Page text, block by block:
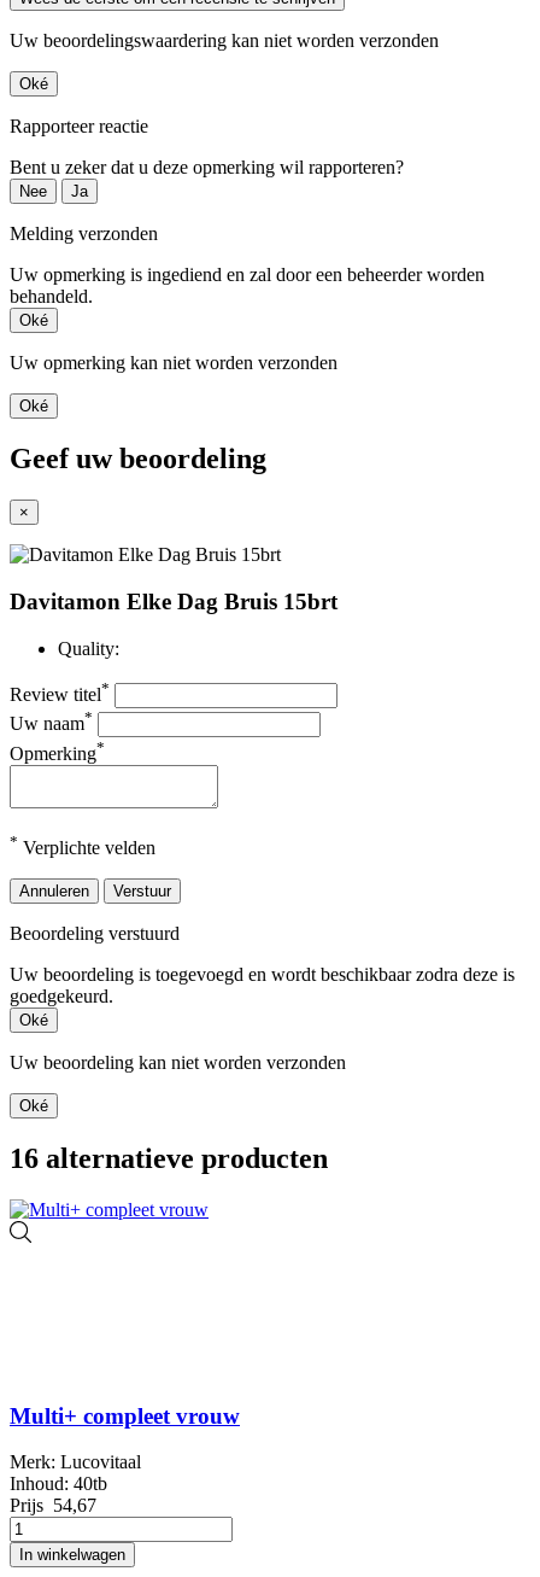
Uw beoordelingswaardering kan niet worden verzonden
Oké
Rapporteer reactie
Bent u zeker dat u deze opmerking wil rapporteren?
Nee Ja
Melding verzonden
Uw opmerking is ingediend en zal door een beheerder worden
behandeld.
Oké
Uw opmerking kan niet worden verzonden
Oké
Geef uw beoordeling
×
Davitamon Elke Dag Bruis 15brt
Quality:
Review titel*
Uw naam*
Opmerking*
* Verplichte velden
Annuleren Verstuur
Beoordeling verstuurd
Uw beoordeling is toegevoegd en wordt beschikbaar zodra deze is
goedgekeurd.
Oké
Uw beoordeling kan niet worden verzonden
Oké
16 alternatieve producten
Multi+ compleet vrouw
Merk: Lucovitaal
Inhoud: 40tb
Prijs 54,67
In winkelwagen